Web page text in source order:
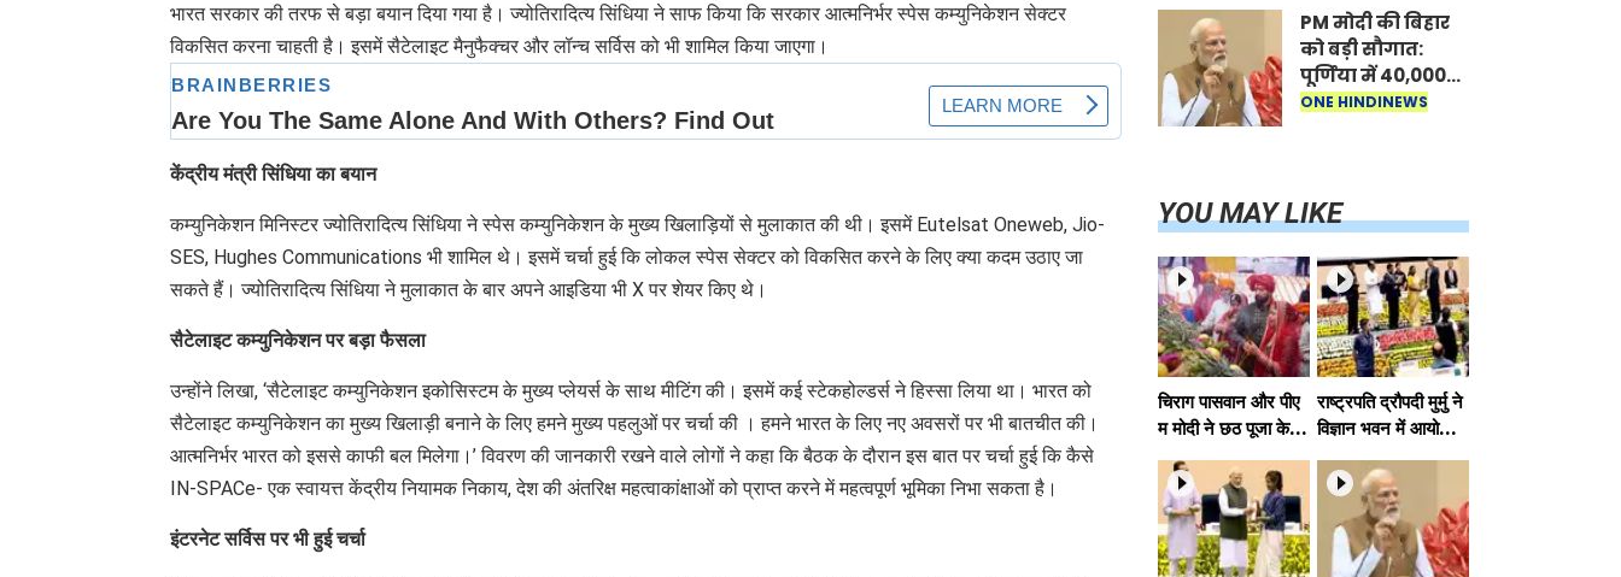
भारत सरकार की तरफ से बड़ा बयान दिया गया है। ज्योतिरादित्य सिंधिया ने साफ किया कि सरकार आत्मनिर्भर स्पेस कम्युनिकेशन सेक्टर
विकसित करना चाहती है। इसमें सैटेलाइट मैनुफैक्चर और लॉन्च सर्विस को भी शामिल किया जाएगा।
केंद्रीय मंत्री सिंधिया का बयान
कम्युनिकेशन मिनिस्टर ज्योतिरादित्य सिंधिया ने स्पेस कम्युनिकेशन के मुख्य खिलाड़ियों से मुलाकात की थी। इसमें Eutelsat Oneweb, Jio-
SES, Hughes Communications भी शामिल थे। इसमें चर्चा हुई कि लोकल स्पेस सेक्टर को विकसित करने के लिए क्या कदम उठाए जा
सकते हैं। ज्योतिरादित्य सिंधिया ने मुलाकात के बार अपने आइडिया भी X पर शेयर किए थे।
सैटेलाइट कम्युनिकेशन पर बड़ा फैसला
उन्होंने लिखा, ‘सैटेलाइट कम्युनिकेशन इकोसिस्टम के मुख्य प्लेयर्स के साथ मीटिंग की। इसमें कई स्टेकहोल्डर्स ने हिस्सा लिया था। भारत को
सैटेलाइट कम्युनिकेशन का मुख्य खिलाड़ी बनाने के लिए हमने मुख्य पहलुओं पर चर्चा की । हमने भारत के लिए नए अवसरों पर भी बातचीत की।
आत्मनिर्भर भारत को इससे काफी बल मिलेगा।’ विवरण की जानकारी रखने वाले लोगों ने कहा कि बैठक के दौरान इस बात पर चर्चा हुई कि कैसे
IN-SPACe- एक स्वायत्त केंद्रीय नियामक निकाय, देश की अंतरिक्ष महत्वाकांक्षाओं को प्राप्त करने में महत्वपूर्ण भूमिका निभा सकता है।
इंटरनेट सर्विस पर भी हुई चर्चा
विकास का परचम
PM मोदी की बिहार
को बड़ी सौगात:
पूर्णिया में 40,000
करोड़ की विकास
का नया युग शुरू
ONE HINDINEWS
YOU MAY LIKE
चिराग पासवान और पीए
म मोदी ने छठ पूजा के स
मापन पर देशवासियों को
दी शुभकामनाएं, छठी
मैया से देश की समृद्धि की
कामना की
राष्ट्रपति द्रौपदी मुर्मु ने
विज्ञान भवन में आयोजित
आदि कर्मयोगी अभियान
पर राष्ट्रीय कॉन्क्लेव में
मध्यप्रदेश को सम्मानित
किया